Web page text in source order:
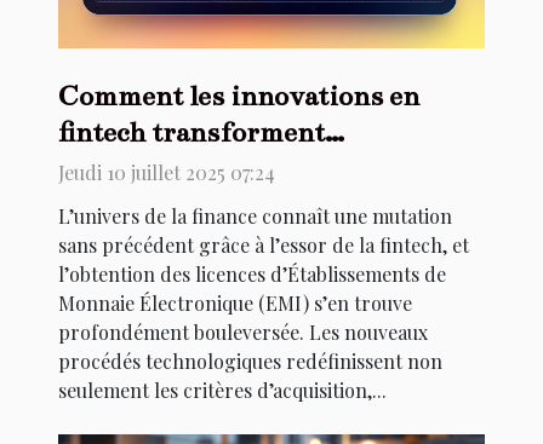
Comment les innovations en
fintech transforment
l'acquisition de licences EMI ?
Jeudi 10 juillet 2025 07:24
L’univers de la finance connaît une mutation
sans précédent grâce à l’essor de la fintech, et
l’obtention des licences d’Établissements de
Monnaie Électronique (EMI) s’en trouve
profondément bouleversée. Les nouveaux
procédés technologiques redéfinissent non
seulement les critères d’acquisition,...